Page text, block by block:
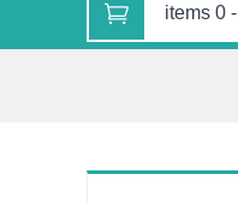
-
0 items